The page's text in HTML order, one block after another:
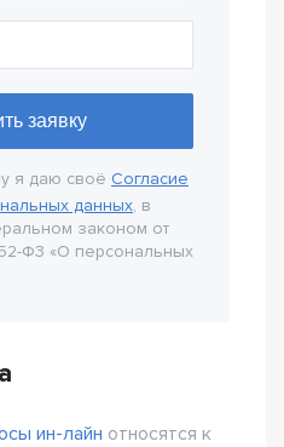
я даю своё Согласие
данных, в
законом от
Ф3 «О персональных
ин-лайн относятся к